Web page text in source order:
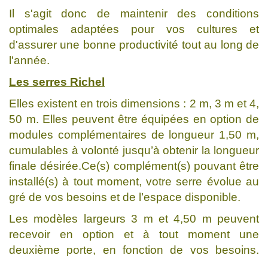
Il s'agit donc de maintenir des conditions
optimales adaptées pour vos cultures et
d'assurer une bonne productivité tout au long de
l'année.
Les serres Richel
Elles existent en trois dimensions : 2 m, 3 m et 4,
50 m. Elles peuvent être équipées en option de
modules complémentaires de longueur 1,50 m,
cumulables à volonté jusqu’à obtenir la longueur
finale désirée.Ce(s) complément(s) pouvant être
installé(s) à tout moment, votre serre évolue au
gré de vos besoins et de l’espace disponible.
Les modèles largeurs 3 m et 4,50 m peuvent
recevoir en option et à tout moment une
deuxième porte, en fonction de vos besoins.